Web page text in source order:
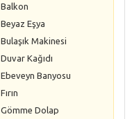
Balkon
Beyaz Eşya
Bulaşık Makinesi
Duvar Kağıdı
Ebeveyn Banyosu
Fırın
Gömme Dolap